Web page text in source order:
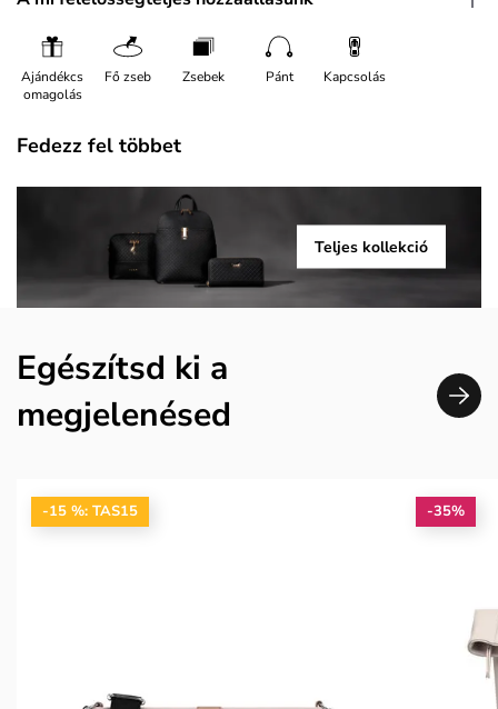
Ajándékcs
omagolás
Fő zseb Zsebek Pánt Kapcsolás
Fedezz fel többet
Teljes kollekció
Egészítsd ki a
megjelenésed
-15 %: TAS15 -35%